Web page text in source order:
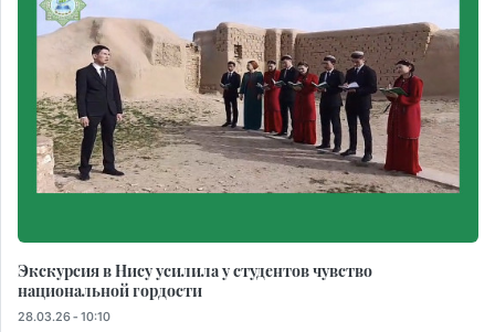
Экскурсия в Нису усилила у студентов чувство
национальной гордости
28.03.26 - 10:10